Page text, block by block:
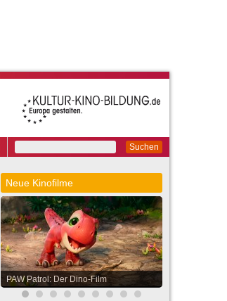
Suchen
Neue Kinofilme
PAW Patrol: Der Dino-Film